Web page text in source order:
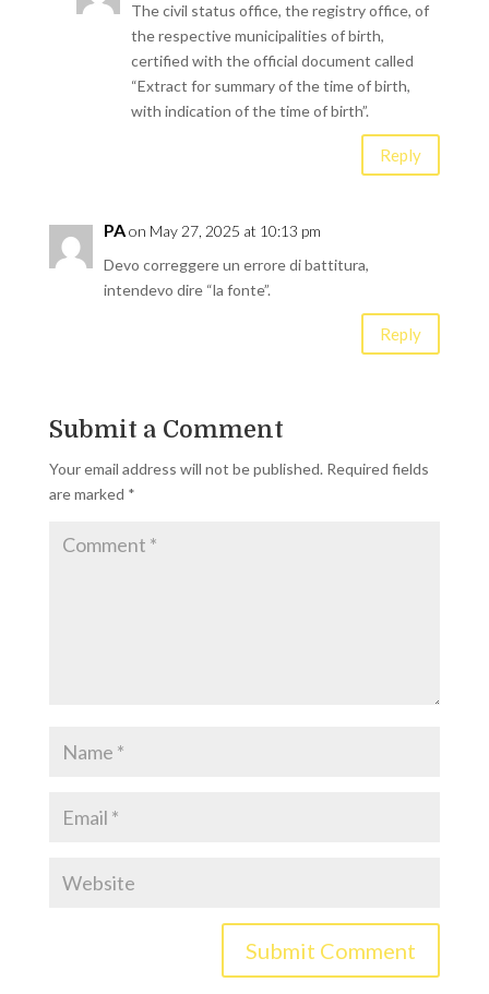
The civil status office, the registry office, of
the respective municipalities of birth,
certified with the official document called
“Extract for summary of the time of birth,
with indication of the time of birth”.
Reply
PAon May 27, 2025 at 10:13 pm
Devo correggere un errore di battitura,
intendevo dire “la fonte”.
Reply
Submit a Comment
Your email address will not be published. Required fields
are marked *